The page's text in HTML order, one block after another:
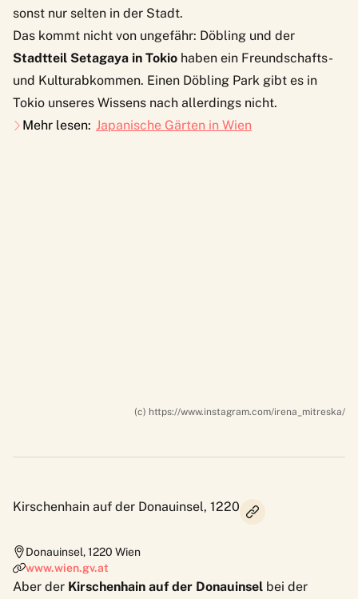
sonst nur selten in der Stadt.
Das kommt nicht von ungefähr: Döbling und der
Stadtteil Setagaya in Tokio haben ein Freundschafts-
und Kulturabkommen. Einen Döbling Park gibt es in
Tokio unseres Wissens nach allerdings nicht.
Mehr lesen: Japanische Gärten in Wien
(c) https://www.instagram.com/irena_mitreska/
Kirschenhain auf der Donauinsel, 1220
Donauinsel,1220 Wien
www.wien.gv.at
Aber der Kirschenhain auf der Donauinsel bei der